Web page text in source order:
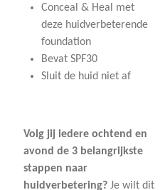
Conceal & Heal met
deze huidverbeterende
foundation
Bevat SPF30
Sluit de huid niet af
Volg jij iedere ochtend en
avond de 3 belangrijkste
stappen naar
huidverbetering? Je wilt dit